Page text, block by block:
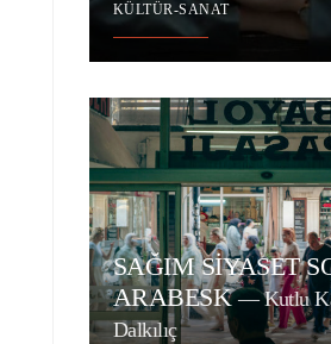
KÜLTÜR-SANAT
SAĞIM SİYASET
ARABESK—Kutlu
Dalkılıç